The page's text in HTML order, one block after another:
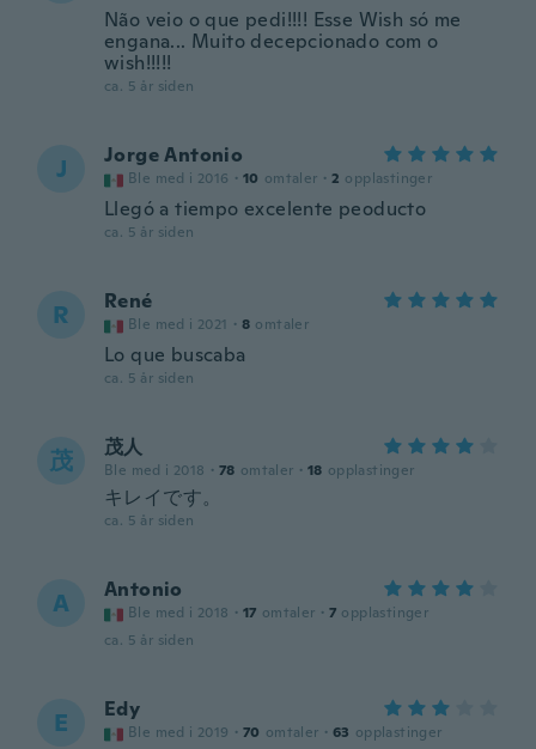
Não veio o que pedi!!!! Esse Wish só me
engana... Muito decepcionado com o
wish!!!!!
ca. 5 år siden
J Jorge Antonio
Ble med i 2016 · 10 omtaler · 2 opplastinger
Llegó a tiempo excelente peoducto
ca. 5 år siden
R René
Ble med i 2021 · 8 omtaler
Lo que buscaba
ca. 5 år siden
茂 茂人
Ble med i 2018 · 78 omtaler · 18 opplastinger
キレイです。
ca. 5 år siden
A Antonio
Ble med i 2018 · 17 omtaler · 7 opplastinger
ca. 5 år siden
E Edy
Ble med i 2019 · 70 omtaler · 63 opplastinger